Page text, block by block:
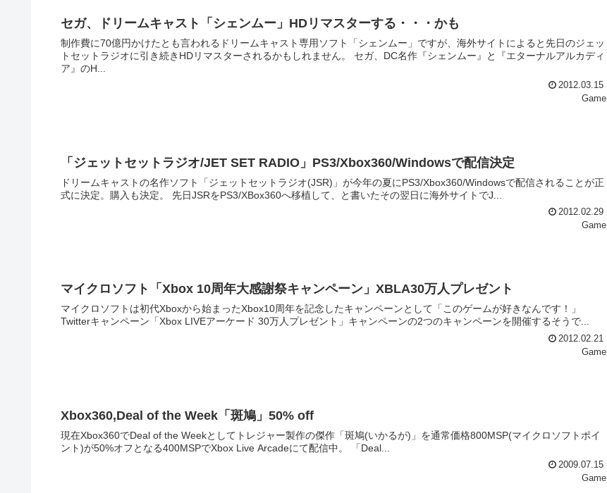
セガ、ドリームキャスト「シェンムー」HDリマスターする・・・かも
制作費に70億円かけたとも言われるドリームキャスト専用ソフト「シェンムー」ですが、海外サイトによると先日のジェッ
トセットラジオに引き続きHDリマスターされるかもしれません。 セガ、DC名作『シェンムー』と『エターナルアルカディ
ア』のH...
2012.03.15
Game
「ジェットセットラジオ/JET SET RADIO」PS3/Xbox360/Windowsで配信決定
ドリームキャストの名作ソフト「ジェットセットラジオ(JSR)」が今年の夏にPS3/Xbox360/Windowsで配信されることが正
式に決定。購入も決定。 先日JSRをPS3/XBox360へ移植して、と書いたその翌日に海外サイトでJ...
2012.02.29
Game
マイクロソフト「Xbox 10周年大感謝祭キャンペーン」XBLA30万人プレゼント
マイクロソフトは初代Xboxから始まったXbox10周年を記念したキャンペーンとして「このゲームが好きなんです！」
Twitterキャンペーン「Xbox LIVEアーケード 30万人プレゼント」キャンペーンの2つのキャンペーンを開催するそうで...
2012.02.21
Game
Xbox360,Deal of the Week「斑鳩」50% off
現在Xbox360でDeal of the Weekとしてトレジャー製作の傑作「斑鳩(いかるが)」を通常価格800MSP(マイクロソフトポイ
ント)が50%オフとなる400MSPでXbox Live Arcadeにて配信中。 「Deal...
2009.07.15
Game